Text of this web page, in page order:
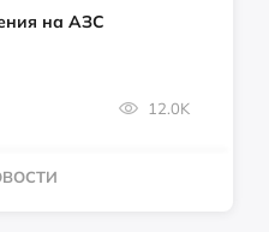
на АЗС
12.0K